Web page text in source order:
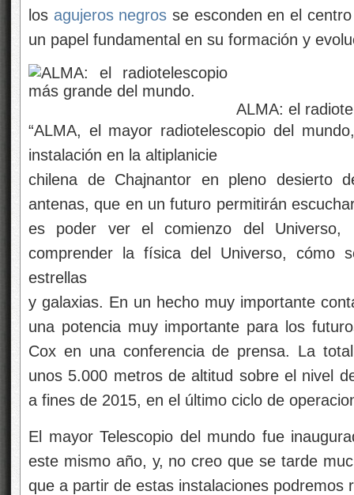
los agujeros negros se esconden en el
un papel fundamental en su formación y
ALMA: el radiotelescopio
“ALMA, el mayor radiotelescopio del
instalación en la altiplanicie
chilena de Chajnantor en pleno desierto
antenas, que en un futuro permitirán
es poder ver el comienzo del Universo,
comprender la física del Universo, cómo
estrellas
y galaxias. En un hecho muy importante
una potencia muy importante para los
Cox en una conferencia de prensa. La
unos 5.000 metros de altitud sobre el nivel
a fines de 2015, en el último ciclo de
El mayor Telescopio del mundo fue
este mismo año, y, no creo que se tarde
que a partir de estas instalaciones podremos